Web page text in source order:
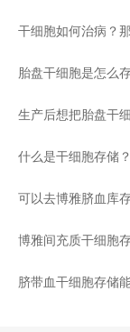
干细胞如何治病？
胎盘干细胞是怎么
生产后想把胎盘干
什么是干细胞存储
可以去博雅脐血库
博雅间充质干细胞
脐带血干细胞存储